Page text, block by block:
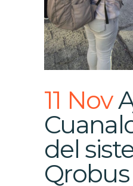
11 Nov
del